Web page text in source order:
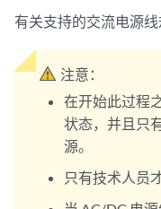
有关支持的交流电源
注意：
在开始此过程
状态，并且只
源。
只有技术人员